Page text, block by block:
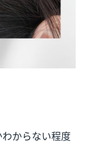
からない程度